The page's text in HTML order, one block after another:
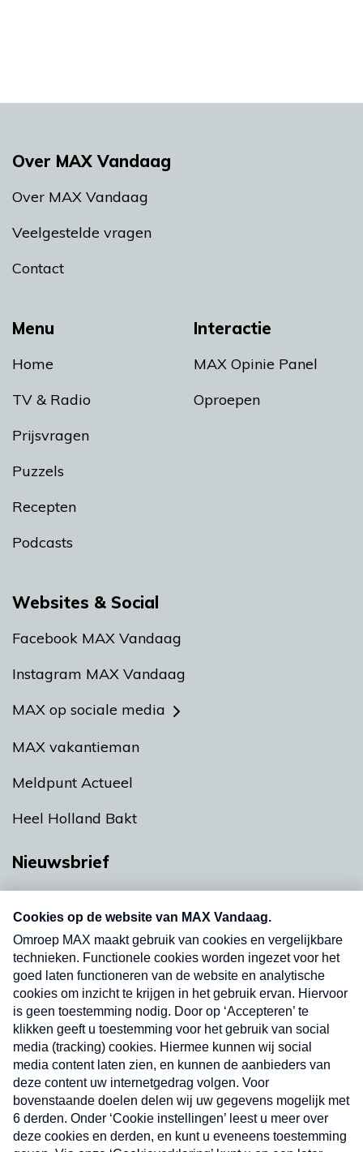
Menu
Home
TV & Radio
Prijsvragen
Puzzels
Recepten
Podcasts
Interactie
MAX Opinie Panel
Oproepen
Over MAX Vandaag
Over MAX Vandaag
Veelgestelde vragen
Contact
Websites & Social
Facebook MAX Vandaag
Instagram MAX Vandaag
MAX op sociale media
MAX vakantieman
Meldpunt Actueel
Heel Holland Bakt
Nieuwsbrief
nieuwsbrief. Elke vrijdag- en dinsdagochtend in
uw mailbox.
Verzend
Nieuwsbrief